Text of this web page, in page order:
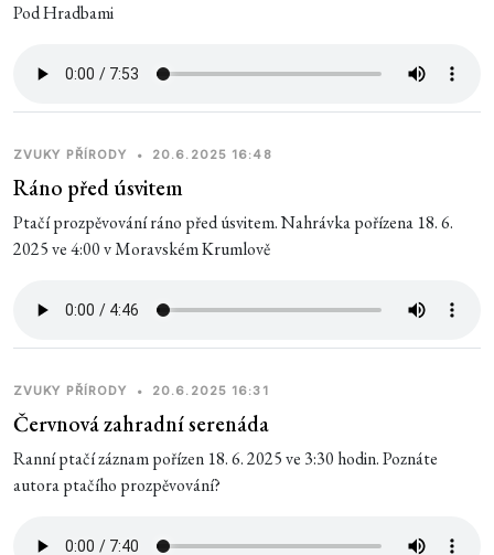
Pod Hradbami
ZVUKY PŘÍRODY • 20.6.2025 16:48
Ráno před úsvitem
Ptačí prozpěvování ráno před úsvitem. Nahrávka pořízena 18. 6.
2025 ve 4:00 v Moravském Krumlově
ZVUKY PŘÍRODY • 20.6.2025 16:31
Červnová zahradní serenáda
Ranní ptačí záznam pořízen 18. 6. 2025 ve 3:30 hodin. Poznáte
autora ptačího prozpěvování?